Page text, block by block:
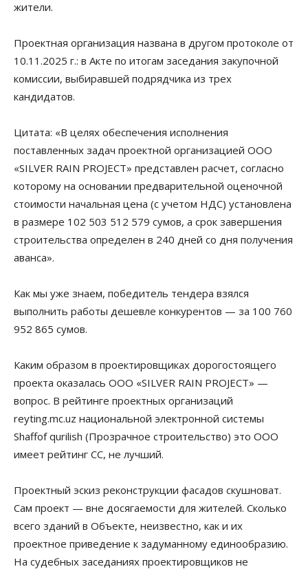
жители.
Проектная организация названа в другом протоколе от
10.11.2025 г.: в Акте по итогам заседания закупочной
комиссии, выбиравшей подрядчика из трех
кандидатов.
Цитата: «В целях обеспечения исполнения
поставленных задач проектной организацией ООО
«SILVER RAIN PROJECT» представлен расчет, согласно
которому на основании предварительной оценочной
стоимости начальная цена (с учетом НДС) установлена
в размере 102 503 512 579 сумов, а срок завершения
строительства определен в 240 дней со дня получения
аванса».
Как мы уже знаем, победитель тендера взялся
выполнить работы дешевле конкурентов — за 100 760
952 865 сумов.
Каким образом в проектировщиках дорогостоящего
проекта оказалась ООО «SILVER RAIN PROJECT» —
вопрос. В рейтинге проектных организаций
reyting.mc.uz национальной электронной системы
Shaffof qurilish (Прозрачное строительство) это ООО
имеет рейтинг СС, не лучший.
Проектный эскиз реконструкции фасадов скушноват.
Сам проект — вне досягаемости для жителей. Сколько
всего зданий в Объекте, неизвестно, как и их
проектное приведение к задуманному единообразию.
На судебных заседаниях проектировщиков не